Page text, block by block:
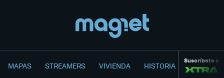
MAPAS STREAMERS VIVIENDA HISTORIA Suscríbete a